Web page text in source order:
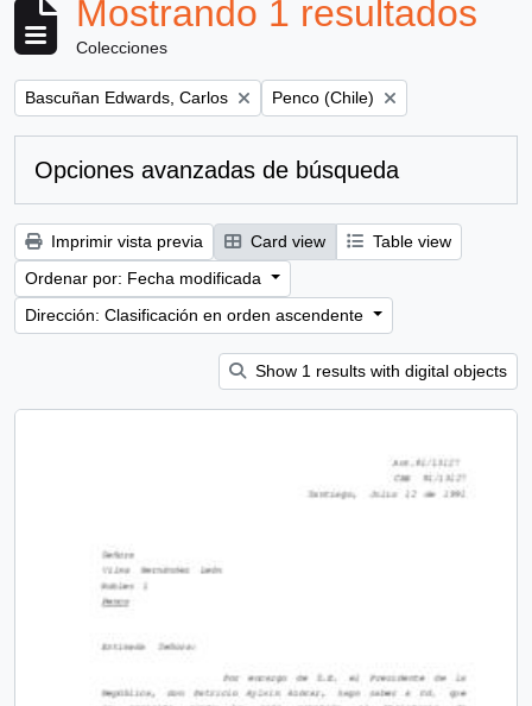
Mostrando 1 resultados
Colecciones
Remove filter:
Bascuñan Edwards, Carlos Remove filter:
Penco (Chile)
Opciones avanzadas de búsqueda
Imprimir vista previa Card view
Table view
Ordenar por: Fecha modificada
Dirección: Clasificación en orden ascendente
Show 1 results with digital objects